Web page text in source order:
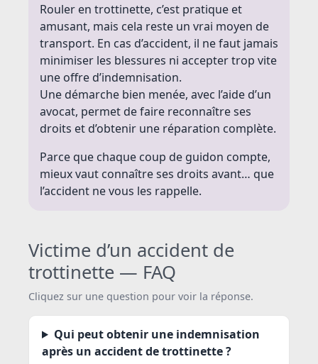
Rouler en trottinette, c’est pratique et
amusant, mais cela reste un vrai moyen de
transport. En cas d’accident, il ne faut jamais
minimiser les blessures ni accepter trop vite
une offre d’indemnisation.
Une démarche bien menée, avec l’aide d’un
avocat, permet de faire reconnaître ses
droits et d’obtenir une réparation complète.
Parce que chaque coup de guidon compte,
mieux vaut connaître ses droits avant… que
l’accident ne vous les rappelle.
Victime d’un accident de
trottinette — FAQ
Cliquez sur une question pour voir la réponse.
Qui peut obtenir une indemnisation
après un accident de trottinette ?